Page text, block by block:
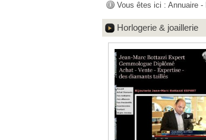
Vous êtes ici : Annuaire -
Horlogerie & joaillerie